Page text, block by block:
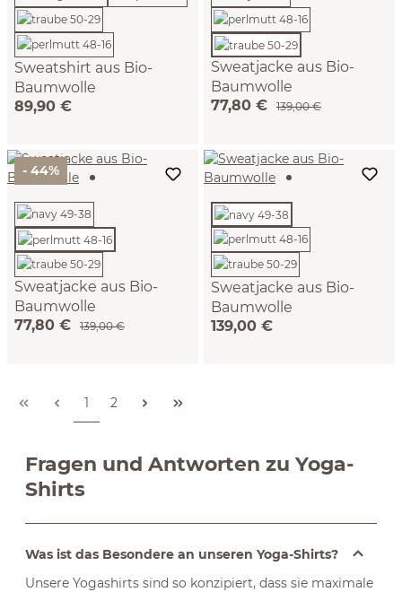
Sweatshirt aus Bio-
Baumwolle
(navy, 38)
89,90 €
Sweatjacke aus Bio-
Baumwolle
(traube, 38)
77,80 € 139,00 €
- 44%
Sweatjacke aus Bio-
Baumwolle
(perlmutt, 38)
77,80 € 139,00 €
Sweatjacke aus Bio-
Baumwolle
(navy, 38)
139,00 €
Seite
1 Seite
2
Fragen und Antworten zu Yoga-
Shirts
Was ist das Besondere an unseren Yoga-Shirts?
Unsere Yogashirts sind so konzipiert, dass sie maximale